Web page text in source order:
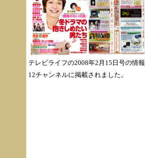
テレビライフの2008年2月15日号の情報
12チャンネルに掲載されました。